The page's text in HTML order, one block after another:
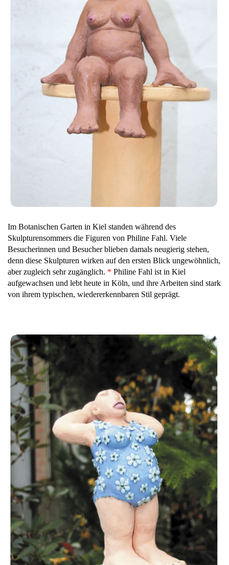
Im Botanischen Garten in Kiel standen während des
Skulpturensommers die Figuren von Philine Fahl. Viele
Besucherinnen und Besucher blieben damals neugierig stehen,
denn diese Skulpturen wirken auf den ersten Blick ungewöhnlich,
aber zugleich sehr zugänglich. * Philine Fahl ist in Kiel
aufgewachsen und lebt heute in Köln, und ihre Arbeiten sind stark
von ihrem typischen, wiedererkennbaren Stil geprägt.